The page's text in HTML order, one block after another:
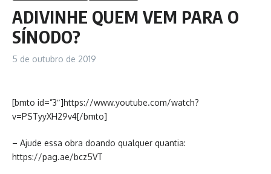
ADIVINHE QUEM VEM PARA O
SÍNODO?
5 de outubro de 2019
[bmto id=”3″]https://www.youtube.com/watch?
v=PSTyyXH29v4[/bmto]
– Ajude essa obra doando qualquer quantia:
https://pag.ae/bcz5VT